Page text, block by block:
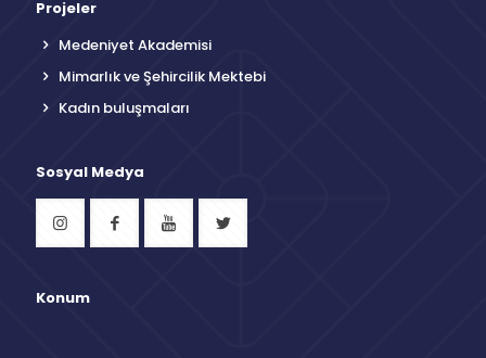
Projeler
Medeniyet Akademisi
Mimarlık ve Şehircilik Mektebi
Kadın buluşmaları
Sosyal Medya
Konum